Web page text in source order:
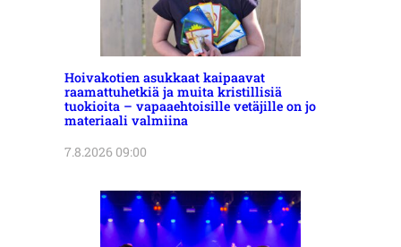
Hoivakotien asukkaat kaipaavat
raamattuhetkiä ja muita kristillisiä
tuokioita – vapaaehtoisille vetäjille on jo
materiaali valmiina
7.8.2026 09:00